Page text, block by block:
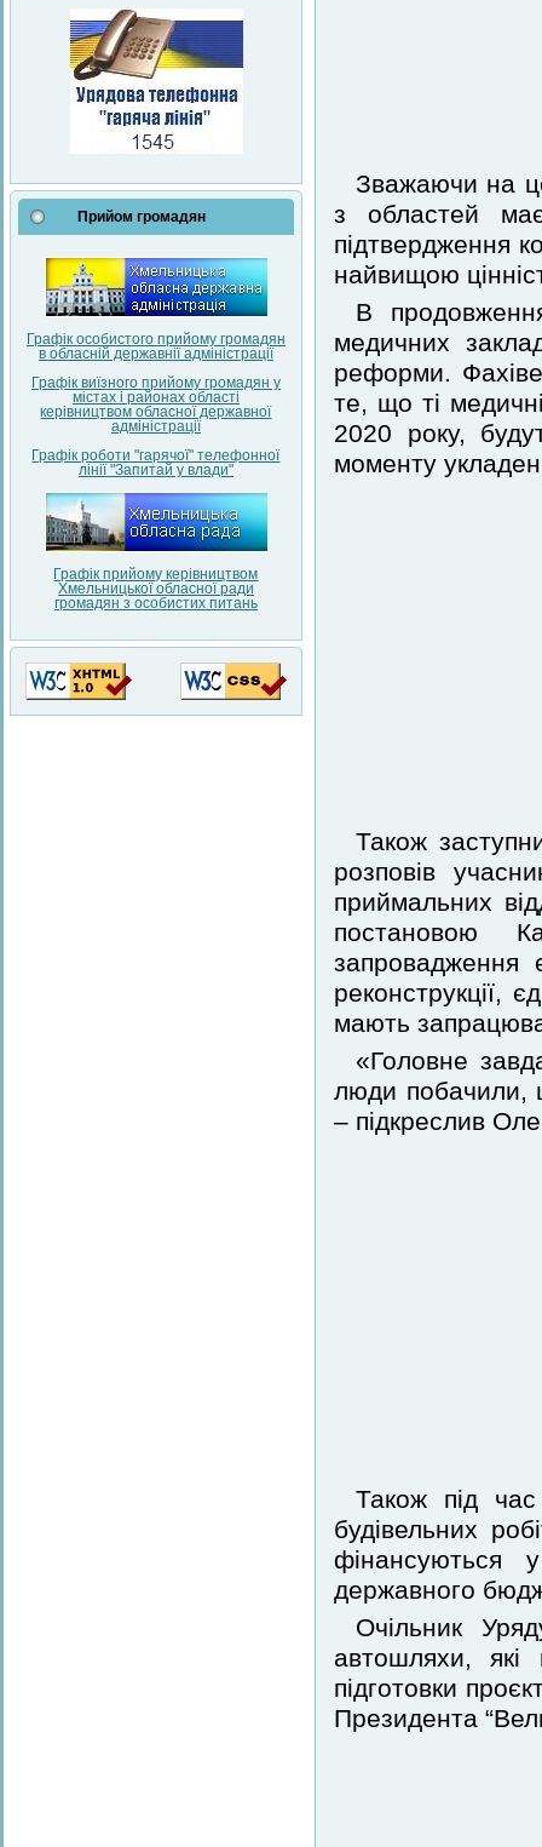
Прийом громадян
Графік особистого прийому громадян
в обласній державнії адміністрації
Графік виїзного прийому громадян у
містах і районах області
керівництвом обласної державної
адміністрації
Графік роботи "гарячої" телефонної
лінії "Запитай у влади"
Графік прийому керівництвом
Хмельницької обласної ради
громадян з особистих питань
Зважаючи на
з областей
підтвердження
найвищою
В
медичних
реформи.
те, що ті
2020 року,
моменту
Також
розповів
приймальних
постановою
запровадження
реконструкції,
мають
«Головне
люди побачили,
– підкреслив
Також під
будівельних
фінансуються
державного
Очільник
автошляхи,
підготовки
Президента